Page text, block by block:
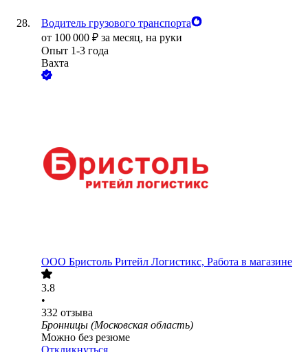
Водитель грузового транспорта
от 100 000 ₽ за месяц, на руки
Опыт 1-3 года
Вахта
ООО Бристоль Ритейл Логистикс, Работа в магазине
3.8
•
332 отзыва
Бронницы (Московская область)
Можно без резюме